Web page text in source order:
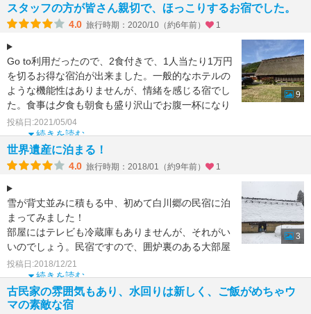
地の山菜
スタッフの方が皆さん親切で、ほっこりするお宿でした。
4.0 旅行時期：2020/10（約6年前） 1
Go to利用だったので、2食付きで、1人当たり1万円
を切るお得な宿泊が出来ました。一般的なホテルの
ような機能性はありませんが、情緒を感じる宿でし
た。食事は夕食も朝食も盛り沢山でお腹一杯になり
ました。
続きを読む
投稿日:2021/05/04
9
世界遺産に泊まる！
4.0 旅行時期：2018/01（約9年前） 1
雪が背丈並みに積もる中、初めて白川郷の民宿に泊
まってみました！
部屋にはテレビも冷蔵庫もありませんが、それがい
いのでしょう。民宿ですので、囲炉裏のある大部屋
でみんなでご飯を食べたり、お風呂も交代で譲
続きを読む
投稿日:2018/12/21
3
古民家の雰囲気もあり、水回りは新しく、ご飯がめちゃウ
マの素敵な宿